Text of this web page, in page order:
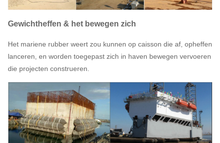
Gewichtheffen & het bewegen zich
Het mariene rubber weert zou kunnen op caisson die af, opheffen
lanceren, en worden toegepast zich in haven bewegen vervoeren
die projecten construeren.